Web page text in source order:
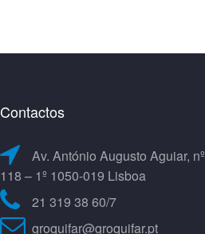
Contactos
Av. António Augusto Aguiar, nº
118 – 1º 1050-019 Lisboa
21 319 38 60/7
groquifar@groquifar.pt